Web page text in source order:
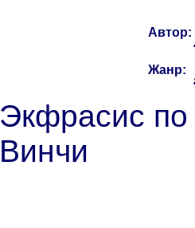
Автор:
Жанр:
Экфрасис
Винчи